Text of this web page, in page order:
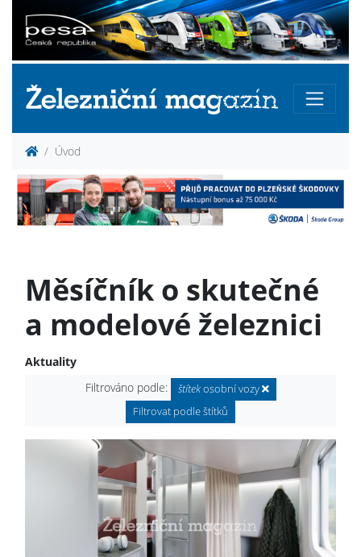
Úvod
Měsíčník o skutečné
a modelové železnici
Aktuality
Filtrováno podle:
štítekosobní vozy
Filtrovat podle štítků